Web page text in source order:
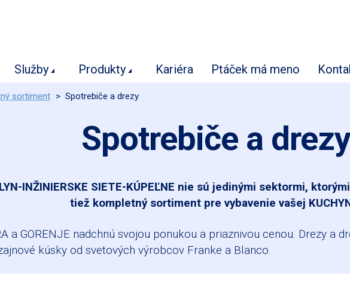
Služby Produkty Kariéra Ptáček má meno
sortiment > Spotrebiče a drezy
Spotrebiče a drezy
INŽINIERSKE SIETE-KÚPEĽNE nie sú jedinými sektormi,
tiež kompletný sortiment pre vybavenie vašej
a GORENJE nadchnú svojou ponukou a priaznivou cenou. Drezy a
kúsky od svetových výrobcov Franke a Blanco.